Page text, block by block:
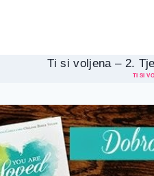
Ti si voljena – 2.
TI SI